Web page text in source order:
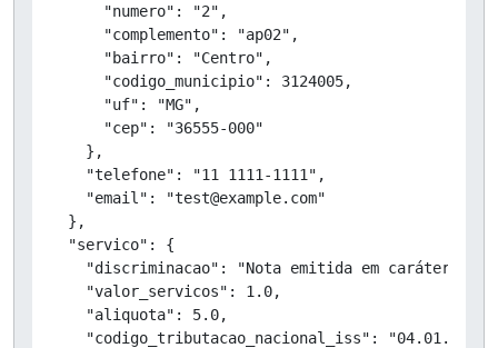
      "numero": "2",
      "complemento": "ap02",
      "bairro": "Centro",
      "codigo_municipio": 3124005,
      "uf": "MG",
      "cep": "36555-000"
    },
    "telefone": "11 1111-1111",
    "email": "test@example.com"
  },
  "servico": {
"discriminacao": "Nota emitida em caráter de
    "valor_servicos": 1.0,
    "aliquota": 5.0,
    "codigo_tributacao_nacional_iss": "04.01.01",